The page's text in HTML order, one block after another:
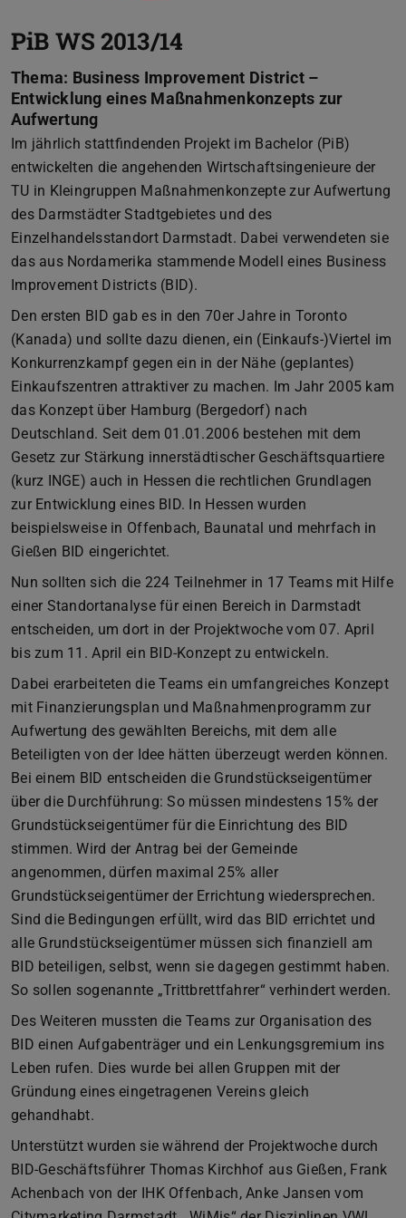
PiB WS 2013/14
Thema: Business Improvement District –
Entwicklung eines Maßnahmenkonzepts zur
Aufwertung
Im jährlich stattfindenden Projekt im Bachelor (PiB)
entwickelten die angehenden Wirtschaftsingenieure der
TU in Kleingruppen Maßnahmenkonzepte zur Aufwertung
des Darmstädter Stadtgebietes und des
Einzelhandelsstandort Darmstadt. Dabei verwendeten sie
das aus Nordamerika stammende Modell eines Business
Improvement Districts (BID).
Den ersten BID gab es in den 70er Jahre in Toronto
(Kanada) und sollte dazu dienen, ein (Einkaufs-)Viertel im
Konkurrenzkampf gegen ein in der Nähe (geplantes)
Einkaufszentren attraktiver zu machen. Im Jahr 2005 kam
das Konzept über Hamburg (Bergedorf) nach
Deutschland. Seit dem 01.01.2006 bestehen mit dem
Gesetz zur Stärkung innerstädtischer Geschäftsquartiere
(kurz INGE) auch in Hessen die rechtlichen Grundlagen
zur Entwicklung eines BID. In Hessen wurden
beispielsweise in Offenbach, Baunatal und mehrfach in
Gießen BID eingerichtet.
Nun sollten sich die 224 Teilnehmer in 17 Teams mit Hilfe
einer Standortanalyse für einen Bereich in Darmstadt
entscheiden, um dort in der Projektwoche vom 07. April
bis zum 11. April ein BID-Konzept zu entwickeln.
Dabei erarbeiteten die Teams ein umfangreiches Konzept
mit Finanzierungsplan und Maßnahmenprogramm zur
Aufwertung des gewählten Bereichs, mit dem alle
Beteiligten von der Idee hätten überzeugt werden können.
Bei einem BID entscheiden die Grundstückseigentümer
über die Durchführung: So müssen mindestens 15% der
Grundstückseigentümer für die Einrichtung des BID
stimmen. Wird der Antrag bei der Gemeinde
angenommen, dürfen maximal 25% aller
Grundstückseigentümer der Errichtung wiedersprechen.
Sind die Bedingungen erfüllt, wird das BID errichtet und
alle Grundstückseigentümer müssen sich finanziell am
BID beteiligen, selbst, wenn sie dagegen gestimmt haben.
So sollen sogenannte „Trittbrettfahrer“ verhindert werden.
Des Weiteren mussten die Teams zur Organisation des
BID einen Aufgabenträger und ein Lenkungsgremium ins
Leben rufen. Dies wurde bei allen Gruppen mit der
Gründung eines eingetragenen Vereins gleich
gehandhabt.
Unterstützt wurden sie während der Projektwoche durch
BID-Geschäftsführer Thomas Kirchhof aus Gießen, Frank
Achenbach von der IHK Offenbach, Anke Jansen vom